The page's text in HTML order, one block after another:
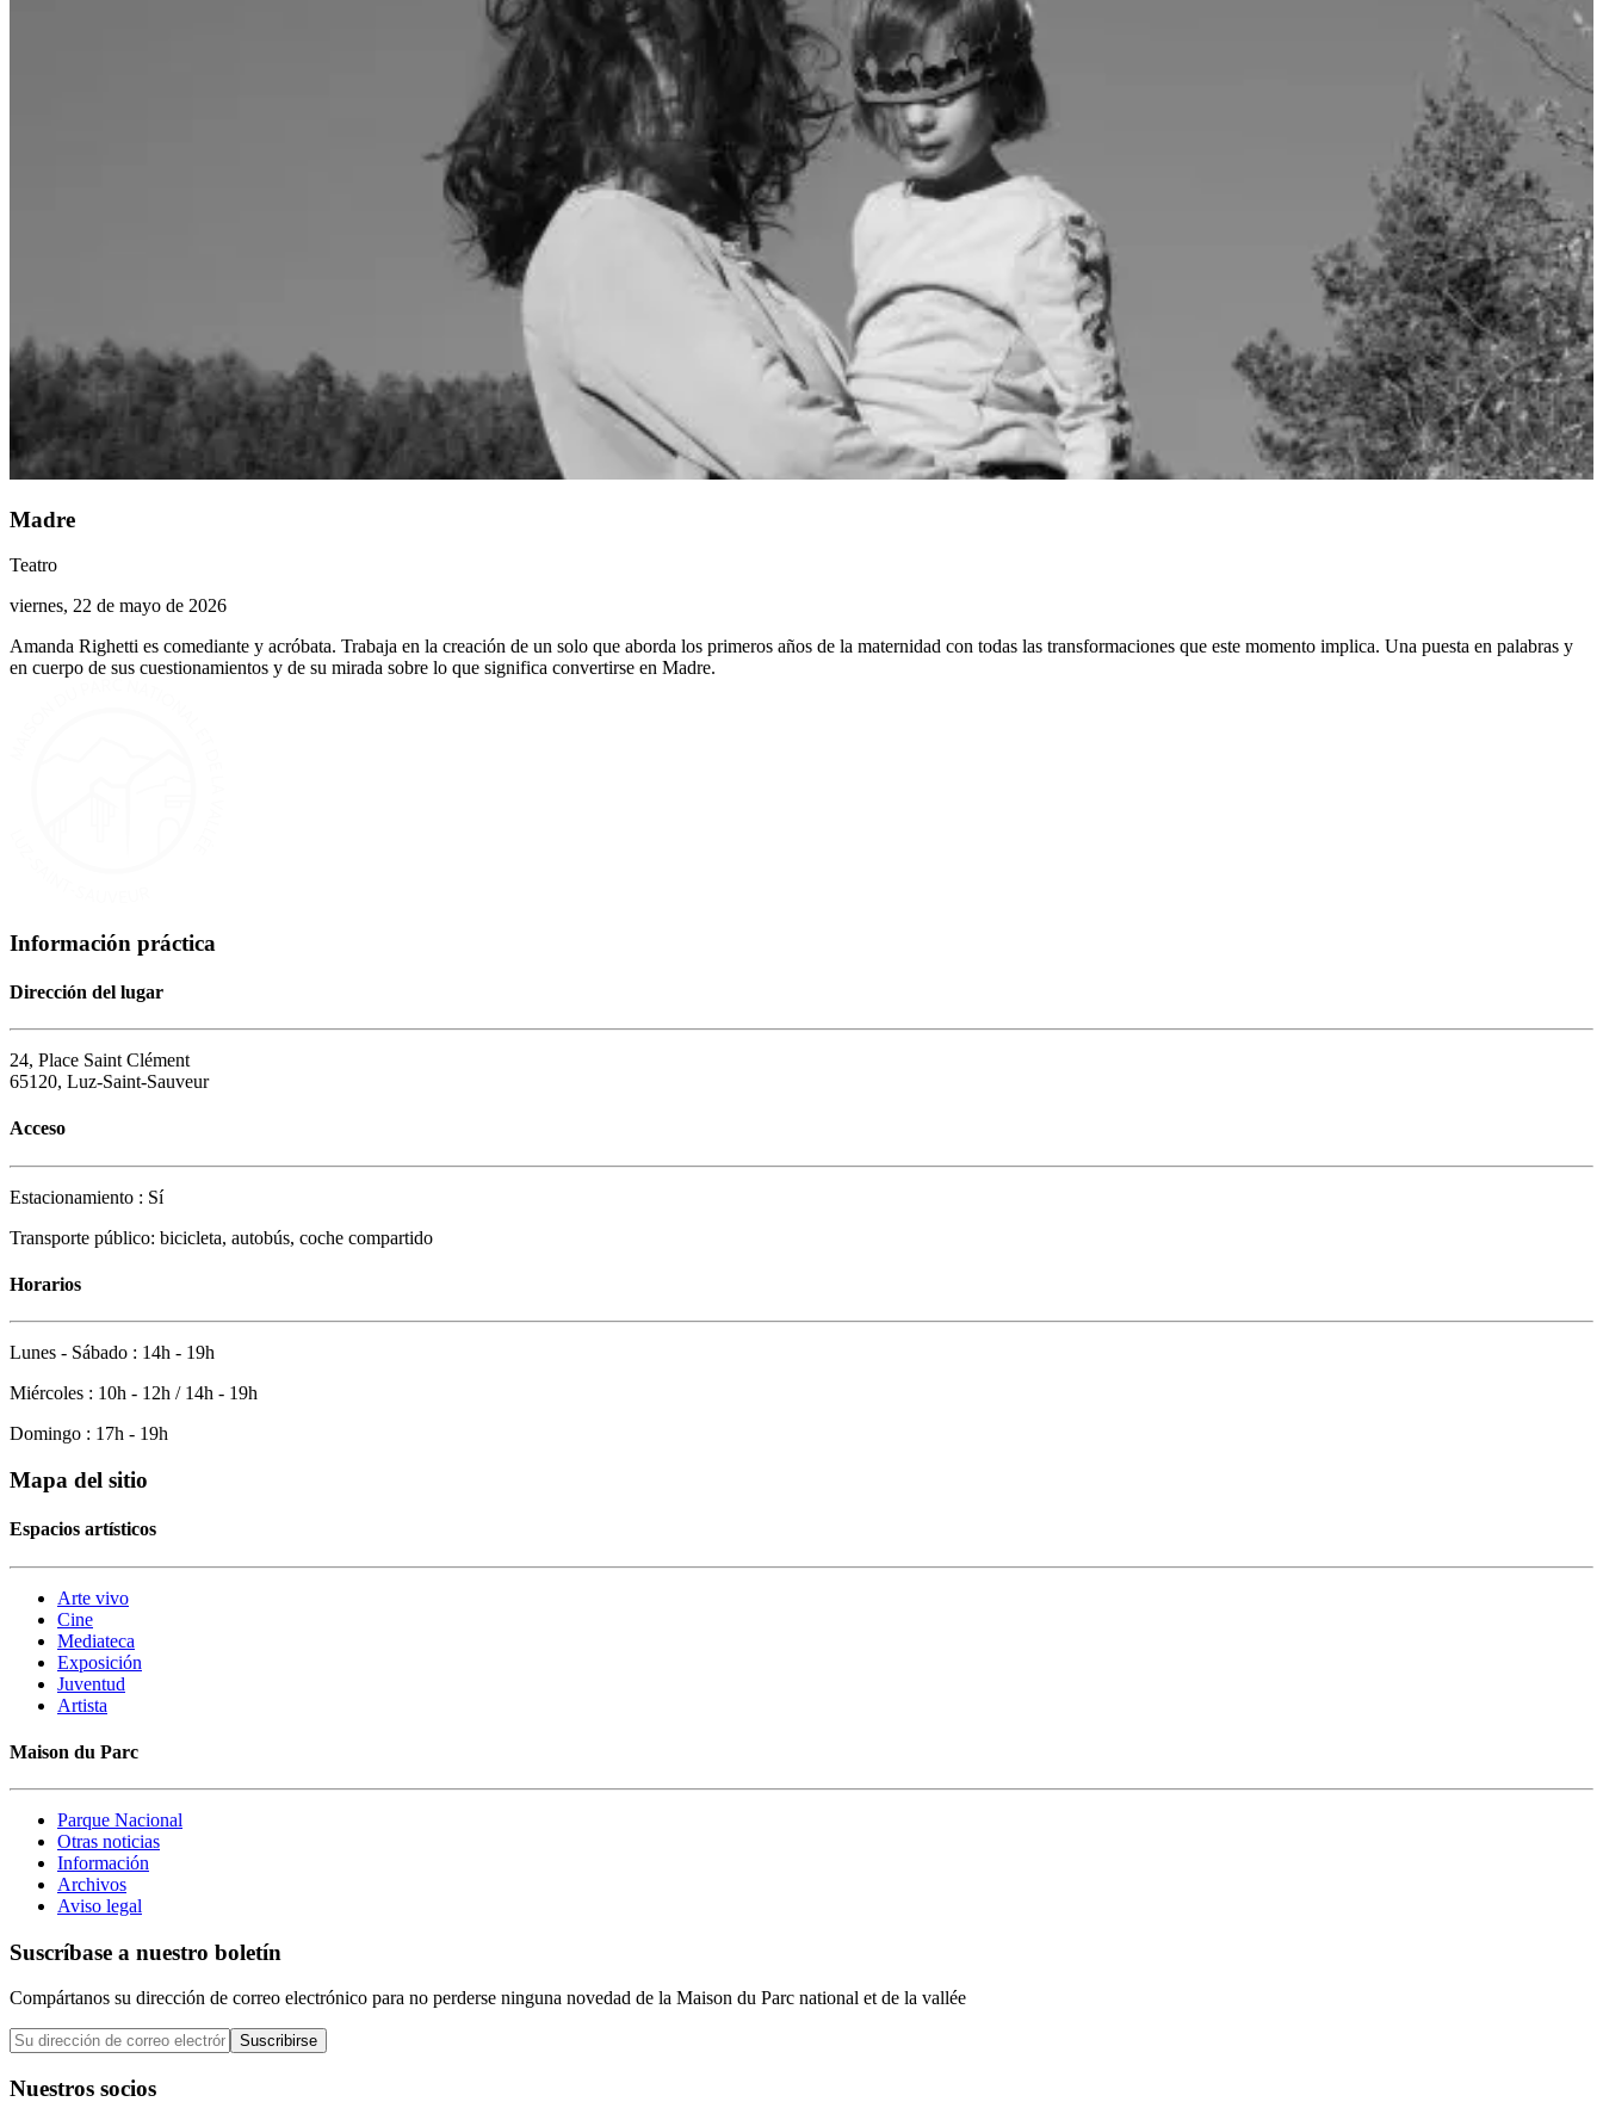
Madre
Teatro
viernes, 22 de mayo de 2026
Amanda Righetti es comediante y acróbata. Trabaja en la creación de un solo que aborda los primeros años de la maternidad con todas las transformaciones que este momento implica. Una puesta en palabras y
en cuerpo de sus cuestionamientos y de su mirada sobre lo que significa convertirse en Madre.
Información práctica
Dirección del lugar
24, Place Saint Clément
65120, Luz-Saint-Sauveur
Acceso
Estacionamiento : Sí
Transporte público: bicicleta, autobús, coche compartido
Horarios
Lunes - Sábado : 14h - 19h
Miércoles : 10h - 12h / 14h - 19h
Domingo : 17h - 19h
Mapa del sitio
Espacios artísticos
Arte vivo
Cine
Mediateca
Exposición
Juventud
Artista
Maison du Parc
Parque Nacional
Otras noticias
Información
Archivos
Aviso legal
Suscríbase a nuestro boletín
Compártanos su dirección de correo electrónico para no perderse ninguna novedad de la Maison du Parc national et de la vallée
Suscribirse
Nuestros socios